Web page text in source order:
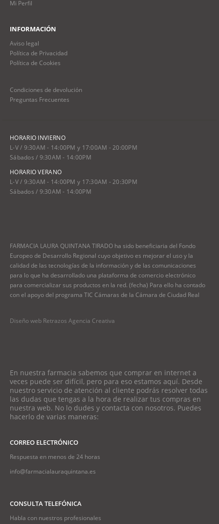
Mi Perfil
INFORMACIÓN
Aviso legal
Política de Privacidad
Política de Cookies
Condiciones de devolución
Preguntas Frecuentes
HORARIO INVIERNO
L-V / 9:30AM - 14:00PM y 17:00AM - 20:00PM
Sábados / 9:30AM - 14:00PM
HORARIO VERANO
L-V / 9:30AM - 14:00PM y 17:30AM - 20:30PM
Sábados / 9:30AM - 14:00PM
FARMACIA LAURA QUINTANA TIRADO ha sido beneficiaria del Fondo
Europeo de Desarrollo Regional cuyo objetivo es mejorar el uso y la
calidad de las tecnologías de la información y de las comunicaciones
para lo que ha desarrollado una plataforma de comercio electrónico
para comercializar sus productos en la red. (fecha) Para ello ha contado
con el apoyo del programa TIC Cámaras de la Cámara de Ciudad Real
Diseño web Retrazos Agencia Creativa
En nuestra farmacia sabemos que comprar en internet a
veces puede ser difícil, pero para eso estamos aquí. Desde
nuestro servicio de atención al cliente podrás resolver todas
las dudas que tengas a la hora de realizar tus compras en
nuestra web. No lo dudes y contacta con nosotros. Puedes
hacerlo de varias maneras:
CORREO ELECTRÓNICO
Respuesta en menos de 24 horas
info@farmacialauraquintana.es
CONSULTA TELEFÓNICA
Habla con nuestros profesionales